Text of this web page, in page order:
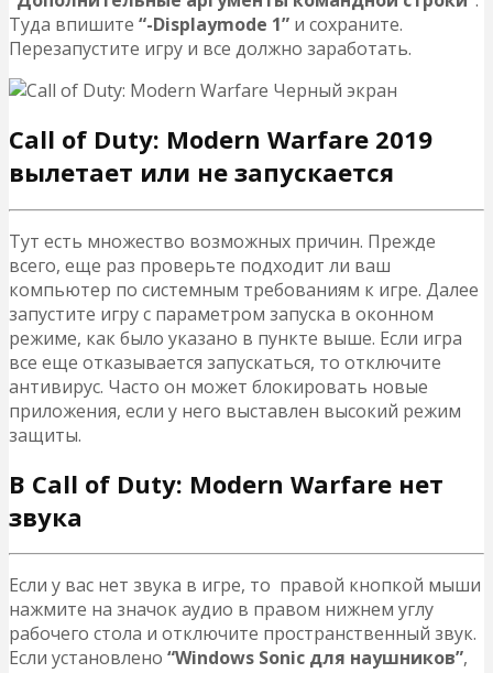
Туда впишите “-Displaymode 1” и сохраните.
Перезапустите игру и все должно заработать.
Call of Duty: Modern Warfare 2019
вылетает или не запускается
Тут есть множество возможных причин. Прежде
всего, еще раз проверьте подходит ли ваш
компьютер по системным требованиям к игре. Далее
запустите игру с параметром запуска в оконном
режиме, как было указано в пункте выше. Если игра
все еще отказывается запускаться, то отключите
антивирус. Часто он может блокировать новые
приложения, если у него выставлен высокий режим
защиты.
В Call of Duty: Modern Warfare нет
звука
Если у вас нет звука в игре, то правой кнопкой мыши
нажмите на значок аудио в правом нижнем углу
рабочего стола и отключите пространственный звук.
Если установлено “Windows Sonic для наушников”,